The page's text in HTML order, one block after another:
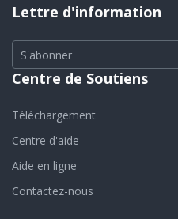
Lettre d'information
S'abonner
Centre de Soutiens
Téléchargement
Centre d'aide
Aide en ligne
Contactez-nous